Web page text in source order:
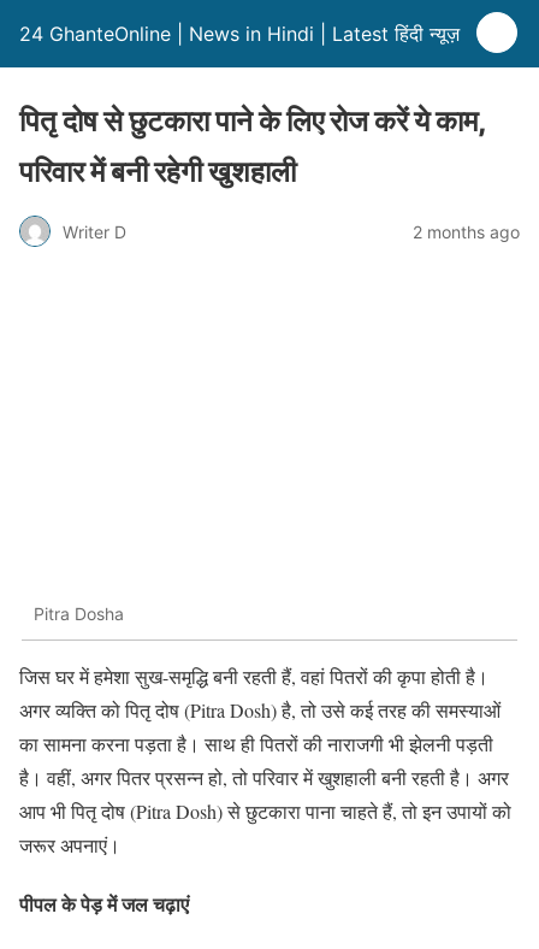
24 GhanteOnline | News in Hindi | Latest हिंदी न्यूज़
पितृ दोष से छुटकारा पाने के लिए रोज करें ये काम,
परिवार में बनी रहेगी खुशहाली
Writer D 2 months ago
Pitra Dosha
जिस घर में हमेशा सुख-समृद्धि बनी रहती हैं, वहां पितरों की कृपा होती है।
अगर व्यक्ति को पितृ दोष (Pitra Dosh) है, तो उसे कई तरह की समस्याओं
का सामना करना पड़ता है। साथ ही पितरों की नाराजगी भी झेलनी पड़ती
है। वहीं, अगर पितर प्रसन्न हो, तो परिवार में खुशहाली बनी रहती है। अगर
आप भी पितृ दोष (Pitra Dosh) से छुटकारा पाना चाहते हैं, तो इन उपायों को
जरूर अपनाएं।
पीपल के पेड़ में जल चढ़ाएं